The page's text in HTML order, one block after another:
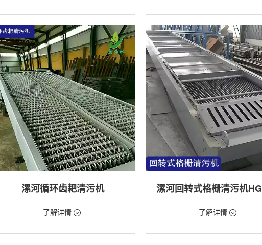
机,回转式清污机
用途：泵站,污水处理,水电站,自来水厂,渠道,河
道,防洪排涝
漯河循环齿耙清污机
价格：1898元/台
机
了解详情
价格：9888元/台
机
了解详情